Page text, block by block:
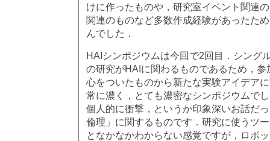
けに作ったものや，研究室イベント関連
関連のものなど多数作成経験があったた
んでした．
HAIシンポジウムは今回で2回目．シング
の研究がHAIに関わるものであるため，
心をついたものから新たな実験アイデア
常に濃く，とても濃密なシンポジウムで
個人的に衝撃，というか印象深いお話だ
倫理」に関するものです．研究に使うツ
となかなかわからない感覚ですが，ロボ